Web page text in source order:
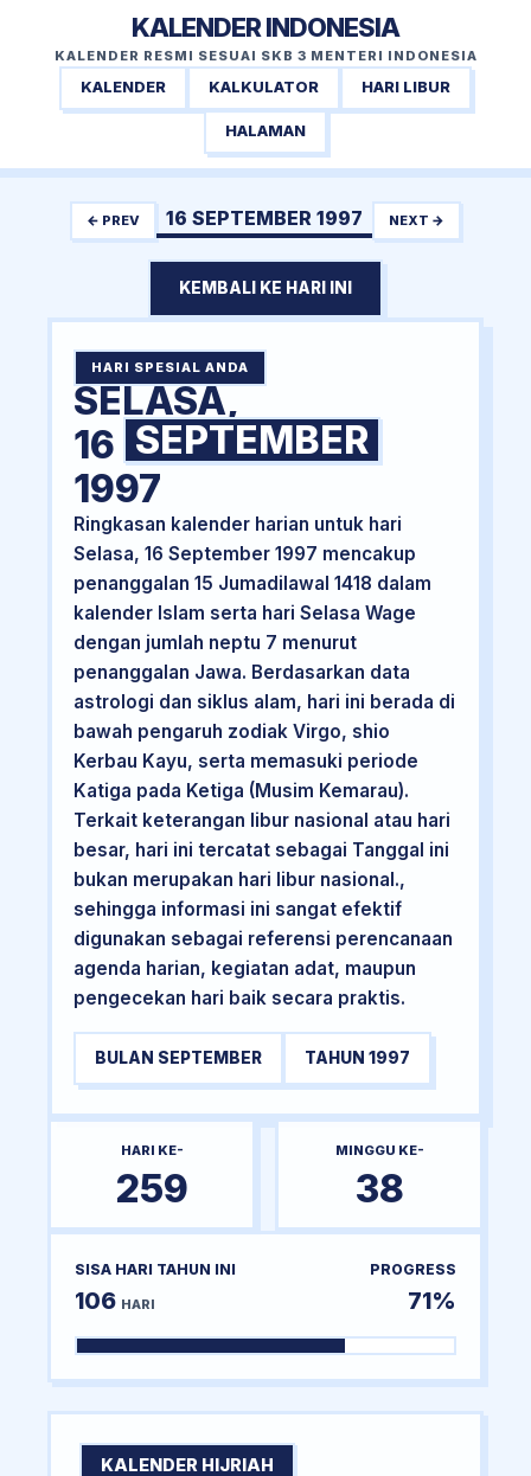
KALENDER INDONESIA
KALENDER RESMI SESUAI SKB 3 MENTERI INDONESIA
KALENDER KALKULATOR HARI LIBUR
HALAMAN
← PREV 16 SEPTEMBER 1997 NEXT →
KEMBALI KE HARI INI
HARI SPESIAL ANDA
SELASA,
16 SEPTEMBER
1997
Ringkasan kalender harian untuk hari
Selasa, 16 September 1997 mencakup
penanggalan 15 Jumadilawal 1418 dalam
kalender Islam serta hari Selasa Wage
dengan jumlah neptu 7 menurut
penanggalan Jawa. Berdasarkan data
astrologi dan siklus alam, hari ini berada di
bawah pengaruh zodiak Virgo, shio
Kerbau Kayu, serta memasuki periode
Katiga pada Ketiga (Musim Kemarau).
Terkait keterangan libur nasional atau hari
besar, hari ini tercatat sebagai Tanggal ini
bukan merupakan hari libur nasional.,
sehingga informasi ini sangat efektif
digunakan sebagai referensi perencanaan
agenda harian, kegiatan adat, maupun
pengecekan hari baik secara praktis.
BULAN SEPTEMBER TAHUN 1997
HARI KE-
259
MINGGU KE-
38
SISA HARI TAHUN INI
106 HARI
PROGRESS
71%
KALENDER HIJRIAH